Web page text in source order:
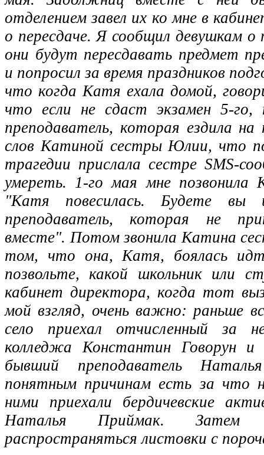
отделением завел их ко мне в
о пересдаче. Я сообщил девушкам
они будут пересдавать предмет
и попросил за время праздников
что когда Катя ехала домой,
что если не сдаст экзамен 5-го,
преподаватель, которая ездила на
слов Катиной сестры Юлии, что
трагедии прислала сестре SMS-
умереть. 1-го мая мне
"Катя повесилась. Будете
преподаватель, которая не
вместе". Потом звонила Катина
том, что она, Катя, боялась
позвольте, какой школьник или
кабинет директора, когда тот
мой взгляд, очень важно: раньше
село приехал отчисленный за
колледжа Константин Говорун
бывший преподаватель
понятным причинам есть за что
ними приехали бердичевские
Наталья Приймак. Затем
распространяться листовки с